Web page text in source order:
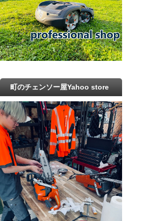
町のチェンソー屋Yahoo store